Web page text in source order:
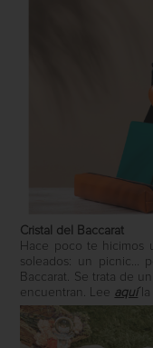
Cristal del Baccarat
Hace poco te hicimos
soleados: un picnic…
Baccarat. Se trata de
encuentran. Lee aquíla